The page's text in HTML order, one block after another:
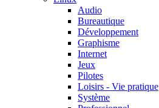
Audio
Bureautique
Développement
Graphisme
Internet
Jeux
Pilotes
Loisirs - Vie pratique
Système